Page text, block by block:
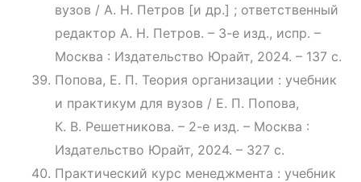
вузов / А. Н. Петров [и др.] ; ответственный
редактор А. Н. Петров. – 3-е изд., испр. –
Москва : Издательство Юрайт, 2024. – 137 с.
Попова, Е. П. Теория организации : учебник
и практикум для вузов / Е. П. Попова,
К. В. Решетникова. – 2-е изд. – Москва :
Издательство Юрайт, 2024. – 327 с.
Практический курс менеджмента : учебник